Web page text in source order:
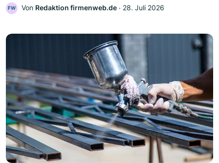
FW Von Redaktion firmenweb.de ‧ 28. Juli 2026